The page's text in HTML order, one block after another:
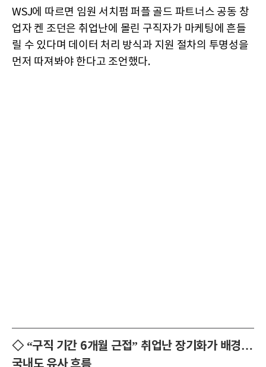
WSJ에 따르면 임원 서치펌 퍼플 골드 파트너스 공동 창
업자 켄 조던은 취업난에 몰린 구직자가 마케팅에 흔들
릴 수 있다며 데이터 처리 방식과 지원 절차의 투명성을
먼저 따져봐야 한다고 조언했다.
◇ “구직 기간 6개월 근접” 취업난 장기화가 배경…
국내도 유사 흐름